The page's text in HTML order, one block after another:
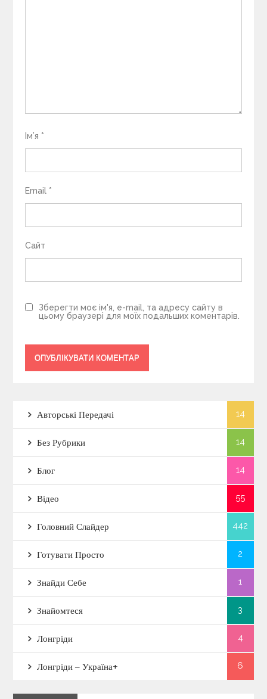
Ім’я *
Email *
Сайт
Зберегти моє ім'я, e-mail, та адресу сайту в
цьому браузері для моїх подальших коментарів.
Авторські Передачі 14
Без Рубрики 14
Блог 14
Відео 55
Головний Слайдер 442
Готувати Просто 2
Знайди Себе 1
Знайомтеся 3
Лонгріди 4
Лонгріди – Україна+ 6